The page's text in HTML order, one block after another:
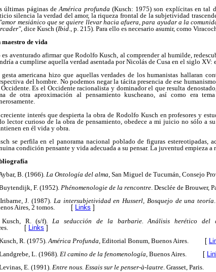
últimas páginas deAmérica profunda (Kusch: 1975) son explícitas en tal
silencia la verdad del amor, la riqueza frontal de la subjetividad
"amor mesiánico que se quiere llevar hacia afuera, para ayudar a la
, dice Kusch (Ibid ., p. 215). Para ello es necesario asumir, como
maestro de vida
es aventurado afirmar que Rodolfo Kusch, al comprender al humilde,
a cumplirse aquella verdad asentada por Nicolás de Cusa en el siglo
gesta americana hizo que aquellas verdades de los humanistas hallaran
del hombre. No podemos negar la tácita presencia de ese
Es el Occidente racionalista y dominador el que resulta
de otra aproximación al pensamiento kuscheano, así como era
interés que despierta la obra de Rodolfo Kusch en profesores y
lector curioso de la obra de pensamiento, obedece a mi juicio no sólo a
en él vida y obra.
se perfila en el panorama nacional poblado de figuras estereotipadas,
condición pensante y vida adecuada a su pensar. La juventud empieza a
B. (1966).La Ontología del alma, San Miguel de Tucumán, Consejo
F. (1952). Phénomenologie de la rencontre. Desclée de Brouwer,
J. (1987). La intersubjetividad en Husserl, Bosquejo de una teoría
Aires, 2 tomos. [ Links ]
R. (s/f). La seducción de la barbarie. Análisis herético del
[ Links]
R. (1975). América Profunda , Editorial Bonum, Buenos Aires. [
L. (1968). El camino de la fenomenología, Buenos Aires. [
E. (1991).Entre nous. Essais sur le penser-à-lautre. Grasset, Paris.